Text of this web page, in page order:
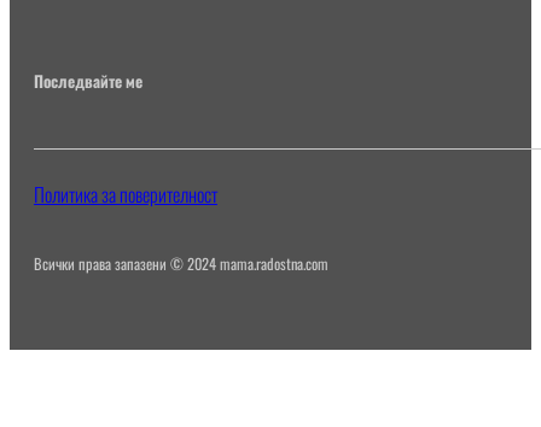
Последвайте ме
Всички права запазени © 2024 mama.radostna.com
Политика за поверителност